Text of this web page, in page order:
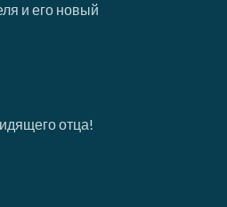
и его новый
отца!